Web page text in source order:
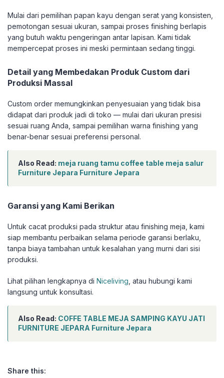
Mulai dari pemilihan papan kayu dengan serat yang konsisten,
pemotongan sesuai ukuran, sampai proses finishing berlapis
yang butuh waktu pengeringan antar lapisan. Kami tidak
mempercepat proses ini meski permintaan sedang tinggi.
Detail yang Membedakan Produk Custom dari
Produksi Massal
Custom order memungkinkan penyesuaian yang tidak bisa
didapat dari produk jadi di toko — mulai dari ukuran presisi
sesuai ruang Anda, sampai pemilihan warna finishing yang
benar-benar sesuai preferensi personal.
Also Read: meja ruang tamu coffee table meja salur
Furniture Jepara Furniture Jepara
Garansi yang Kami Berikan
Untuk cacat produksi pada struktur atau finishing meja, kami
siap membantu perbaikan selama periode garansi berlaku,
tanpa biaya tambahan untuk kesalahan yang murni dari sisi
produksi.
Lihat pilihan lengkapnya di Niceliving , atau hubungi kami
langsung untuk konsultasi.
Also Read: COFFE TABLE MEJA SAMPING KAYU JATI
FURNITURE JEPARA Furniture Jepara
Share this: